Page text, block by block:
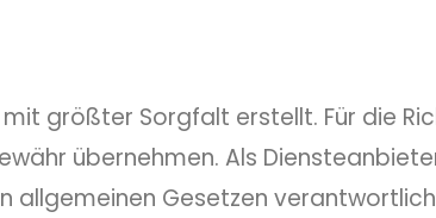
mit größter Sorgfalt erstellt. Für die
übernehmen. Als
Gesetzen